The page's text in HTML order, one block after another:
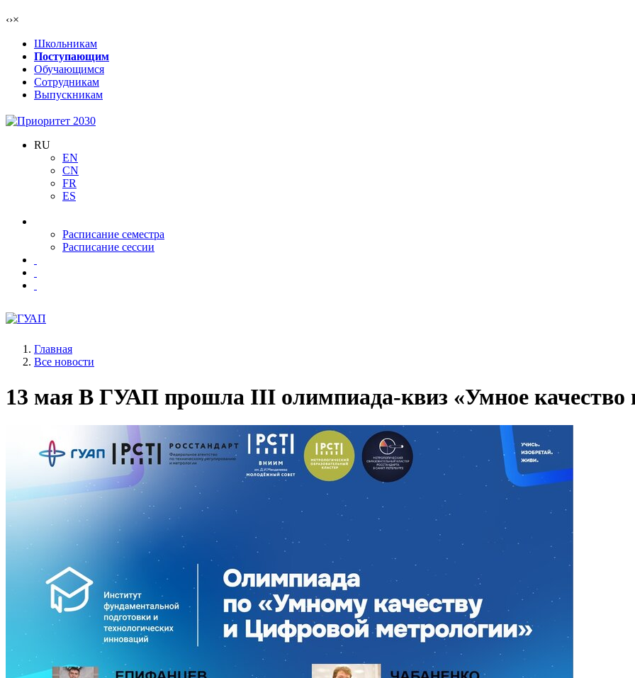
‹›×
Школьникам
Поступающим
Обучающимся
Сотрудникам
Выпускникам
RU
EN
CN
FR
ES
Расписание семестра
Расписание сессии
Главная
Все новости
13 мая В ГУАП прошла III олимпиада-квиз «Умное качество